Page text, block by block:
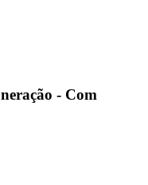
- Com